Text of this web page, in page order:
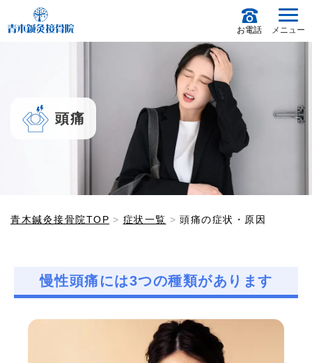
お電話 メニュー
頭痛
青木鍼灸接骨院TOP 症状一覧 頭痛の症状・原因
慢性頭痛には3つの種類があります